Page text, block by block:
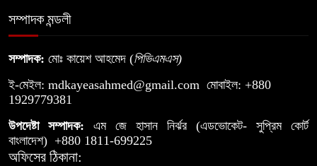
নুরুল আমিন
৮
বাধা যুবলীগ নেতার
সম্পাদক মন্ডলী
সম্পাদক: মোঃ কায়েশ আহমেদ (পিভিএমএস)
ই-মেইল: mdkayeasahmed@gmail.com মোবাইল: +880
1929779381
উপদেষ্টা সম্পাদক: এম জে হাসান নির্ঝর (এডভোকেট- সুপ্রিম কোর্ট
বাংলাদেশ) +880 1811-699225
অফিসের ঠিকানা: